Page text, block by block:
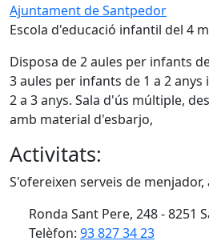
Ajuntament de Santpedor
Escola d'educació infantil del 4
Disposa de 2 aules per infants
3 aules per infants de 1 a 2
2 a 3 anys. Sala d'ús múltiple,
amb material d'esbarjo,
Activitats:
S'ofereixen serveis de
Ronda Sant Pere, 248 - 8251
Telèfon: 93 827 34 23